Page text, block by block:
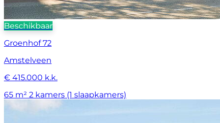
Beschikbaar
Groenhof 72
Amstelveen
€ 415.000 k.k.
65 m² 2 kamers (1 slaapkamers)